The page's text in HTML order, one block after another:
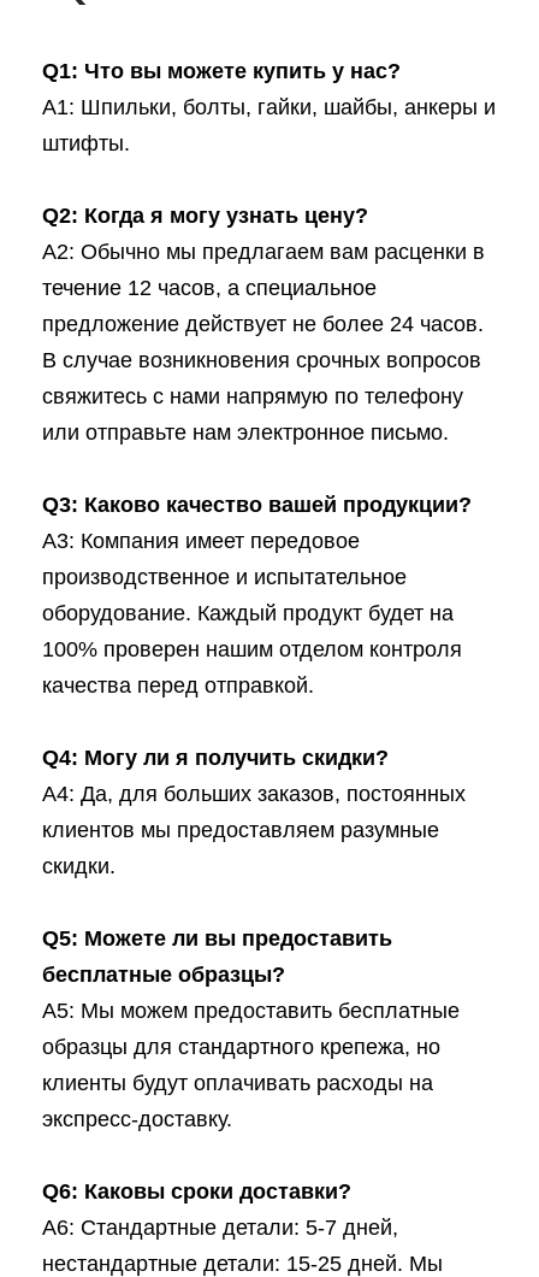
Q1: Что вы можете купить у нас?
A1: Шпильки, болты, гайки, шайбы, анкеры и
штифты.
Q2: Когда я могу узнать цену?
A2: Обычно мы предлагаем вам расценки в
течение 12 часов, а специальное
предложение действует не более 24 часов.
В случае возникновения срочных вопросов
свяжитесь с нами напрямую по телефону
или отправьте нам электронное письмо.
Q3: Каково качество вашей продукции?
A3: Компания имеет передовое
производственное и испытательное
оборудование. Каждый продукт будет на
100% проверен нашим отделом контроля
качества перед отправкой.
Q4: Могу ли я получить скидки?
A4: Да, для больших заказов, постоянных
клиентов мы предоставляем разумные
скидки.
Q5: Можете ли вы предоставить
бесплатные образцы?
A5: Мы можем предоставить бесплатные
образцы для стандартного крепежа, но
клиенты будут оплачивать расходы на
экспресс-доставку.
Q6: Каковы сроки доставки?
A6: Стандартные детали: 5-7 дней,
нестандартные детали: 15-25 дней. Мы